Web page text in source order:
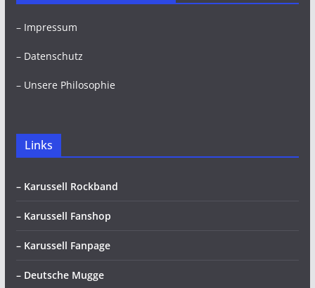
– Impressum
– Datenschutz
– Unsere Philosophie
Links
– Karussell Rockband
– Karussell Fanshop
– Karussell Fanpage
– Deutsche Mugge